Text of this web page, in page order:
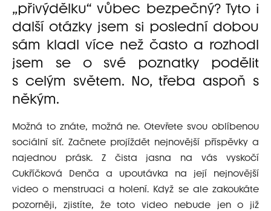
„přivýdělku“ vůbec bezpečný? Tyto i
další otázky jsem si poslední dobou
sám kladl více než často a rozhodl
jsem se o své poznatky podělit
s celým světem. No, třeba aspoň s
někým.
Možná to znáte, možná ne. Otevřete svou oblíbenou
sociální síť. Začnete projíždět nejnovější příspěvky a
najednou prásk. Z čista jasna na vás vyskočí
Cukříčková Denča a upoutávka na její nejnovější
video o menstruaci a holení. Když se ale zakoukáte
pozorněji, zjistíte, že toto video nebude jen o již